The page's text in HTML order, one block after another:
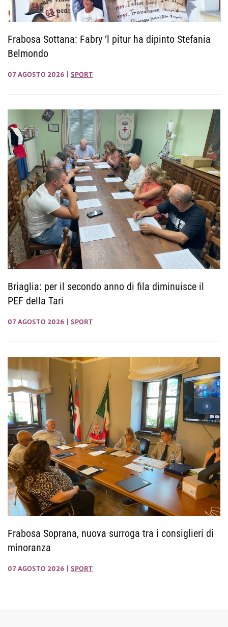
Frabosa Sottana: Fabry ‘l pitur ha dipinto Stefania
Belmondo
07 AGOSTO 2026 SPORT
Briaglia: per il secondo anno di fila diminuisce il
PEF della Tari
07 AGOSTO 2026 SPORT
Frabosa Soprana, nuova surroga tra i consiglieri di
minoranza
07 AGOSTO 2026 SPORT